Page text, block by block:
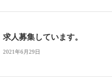
求人募集しています。
2021年6月29日